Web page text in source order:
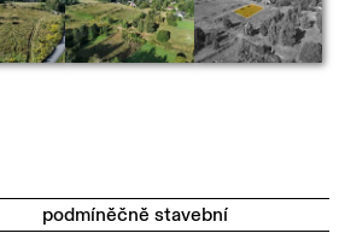
podmíněčně stavební